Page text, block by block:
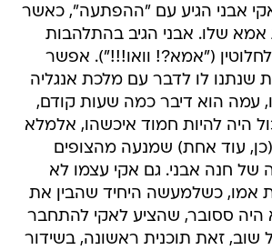
אקי אבני הגיע עם "ההפתעה", כאשר
אמא שלו. אבני הגיב בהתלהבות
לחלוטין ("אמא?! וואו!!!"). אפשר
שנתנו לו לדבר עם מלכת אנגליה
עמה הוא דיבר כמה שעות קודם,
היה להיות חמוד איכשהו, אלמלא
עוד אחת) שמנעה מהצופים
של חנה אבני. גם אקי עצמו לא
אמו, כשלמעשה היחיד שהבין את
ססובר, שהציע לאקי להתחבר
שוב, זאת תוכנית ראשונה, בשידור